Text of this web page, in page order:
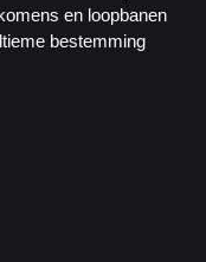
en loopbanen
bestemming